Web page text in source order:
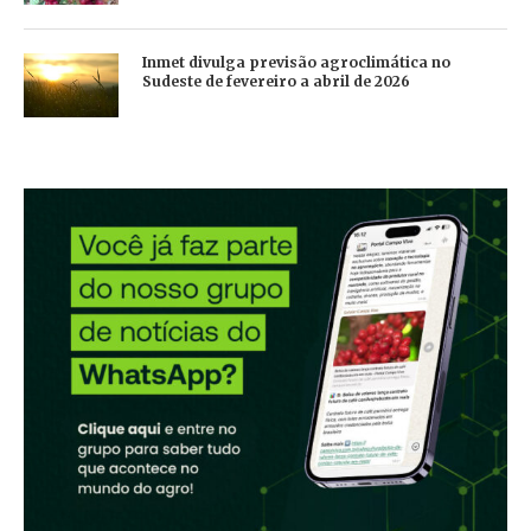
Inmet divulga previsão agroclimática no
Sudeste de fevereiro a abril de 2026